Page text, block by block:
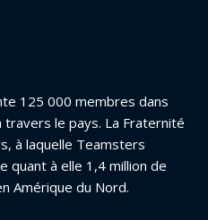
125 000 membres dans
le pays. La Fraternité
à laquelle Teamsters
quant à elle 1,4 million de
Amérique du Nord.